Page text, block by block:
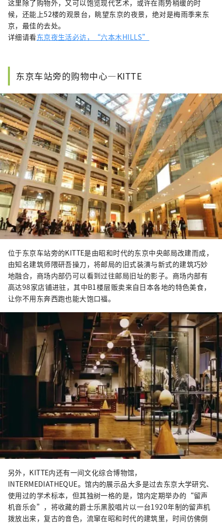
这里除了购物外，又可以饱览现代艺术，或许在雨势稍缓的时
候，还能上52楼的观景台，眺望东京的夜景，绝对是梅雨季来东
京，最佳的去处。
详细请看东京夜生活必访，“六本木HILLS”
东京车站旁的购物中心―KITTE
位于东京车站旁的KITTE是由昭和时代的东京中央邮局改建而成，
由知名建筑师隈研吾操刀，将邮局的旧式装潢与新式的建筑巧妙
地融合，商场内部仍可以看到过往邮局旧址的影子。商场内部有
高达98家店铺进驻，其中B1楼层贩卖来自日本各地的特色美食，
让你不用东奔西跑也能大饱口福。
另外，KITTE内还有一间文化综合博物馆，
INTERMEDIATHEQUE。馆内的展示品大多是过去东京大学研究、
使用过的学术标本，但其独树一格的是，馆内定期举办的“留声
机音乐会”，将收藏的爵士乐黑胶唱片以一台1920年制的留声机
拨放出来，复古的音色，流窜在昭和时代的建筑里，时间仿佛倒